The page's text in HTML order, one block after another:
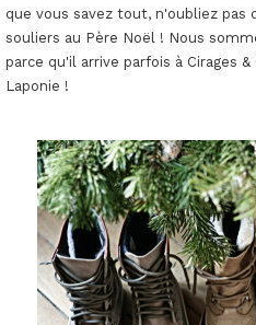
que vous savez tout, n'oubliez pas
souliers au Père Noël ! Nous
parce qu'il arrive parfois à Cirages
Laponie !